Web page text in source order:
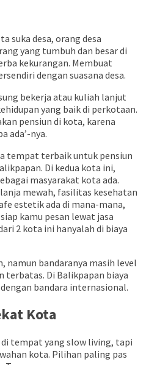
suka desa, orang desa
yang tumbuh dan besar di
kekurangan. Membuat
dengan suasana desa.
bekerja atau kuliah lanjut
yang baik di perkotaan.
pensiun di kota, karena
ada’-nya.
tempat terbaik untuk pensiun
Di kedua kota ini,
masyarakat kota ada.
mewah, fasilitas kesehatan
estetik ada di mana-mana,
kamu pesan lewat jasa
2 kota ini hanyalah di biaya
namun bandaranya masih level
terbatas. Di Balikpapan biaya
bandara internasional.
Kota
tempat yang slow living, tapi
kota. Pilihan paling pas